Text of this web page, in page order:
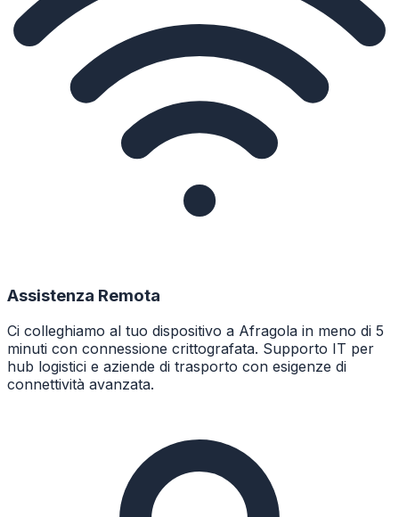
Assistenza Remota
Ci colleghiamo al tuo dispositivo a Afragola in meno di 5
minuti con connessione crittografata. Supporto IT per
hub logistici e aziende di trasporto con esigenze di
connettività avanzata.